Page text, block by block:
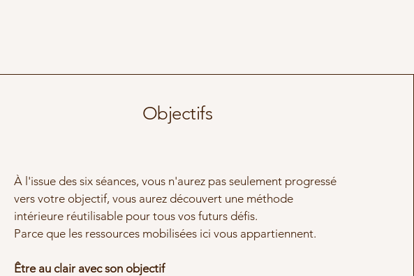
Objectifs
À l'issue des six séances, vous n'aurez pas seulement progressé
vers votre objectif, vous aurez découvert une méthode
intérieure réutilisable pour tous vos futurs défis.
Parce que les ressources mobilisées ici vous appartiennent.
Être au clair avec son objectif